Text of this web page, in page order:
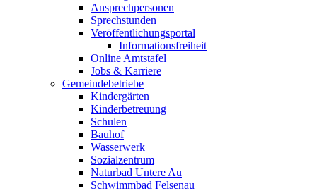
Ansprechpersonen
Sprechstunden
Veröffentlichungsportal
Informationsfreiheit
Online Amtstafel
Jobs & Karriere
Gemeindebetriebe
Kindergärten
Kinderbetreuung
Schulen
Bauhof
Wasserwerk
Sozialzentrum
Naturbad Untere Au
Schwimmbad Felsenau